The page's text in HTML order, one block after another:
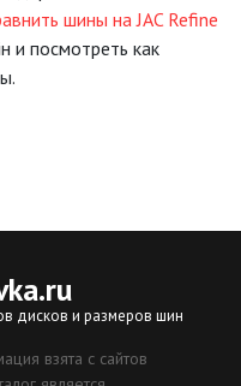
шины на JAC Refine
и посмотреть как
.ru
дисков и размеров шин
взята с сайтов